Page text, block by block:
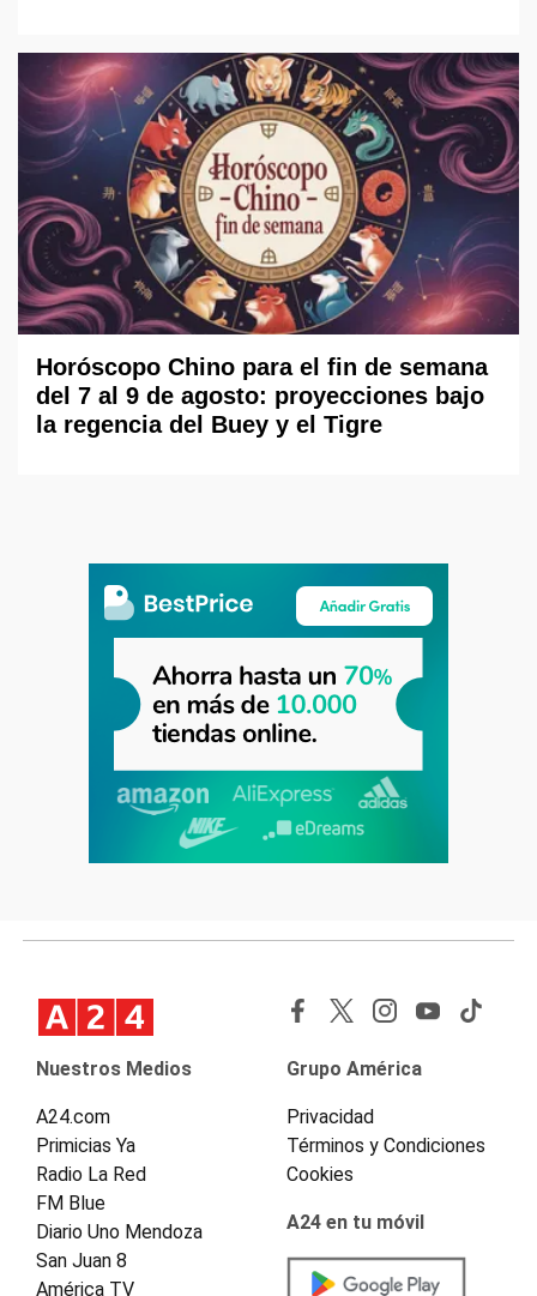
Horóscopo Chino para el fin de semana
del 7 al 9 de agosto: proyecciones bajo
la regencia del Buey y el Tigre
Nuestros Medios
A24.com
Primicias Ya
Radio La Red
FM Blue
Diario Uno Mendoza
San Juan 8
América TV
Grupo América
Privacidad
Términos y Condiciones
Cookies
A24 en tu móvil